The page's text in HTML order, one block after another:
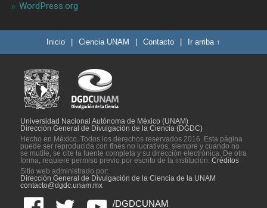
WordPress.org
Inicio Ciencia UNAM Contacto Ir arriba ↑
Universidad Nacional Autónoma de México (UNAM)
Dirección General de Divulgación de la Ciencia (DGDC)
Hecho en México. Todos los derechos reservados 2016. Esta página
puede ser reproducida con fines no lucrativos, siempre y cuando no
se mutile, se cite la fuente completa y su dirección electrónica. De otra
forma, requiere permiso previo por escrito de la institución. Créditos
Sitio web administrado por:
Dirección General de Divulgación de la Ciencia de la UNAM
contacto@dgdc.unam.mx
/DGDCUNAM